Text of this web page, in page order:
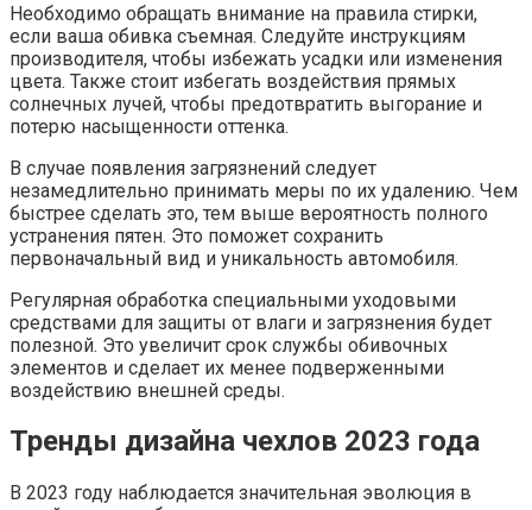
Необходимо обращать внимание на правила стирки,
если ваша обивка съемная. Следуйте инструкциям
производителя, чтобы избежать усадки или изменения
цвета. Также стоит избегать воздействия прямых
солнечных лучей, чтобы предотвратить выгорание и
потерю насыщенности оттенка.
В случае появления загрязнений следует
незамедлительно принимать меры по их удалению. Чем
быстрее сделать это, тем выше вероятность полного
устранения пятен. Это поможет сохранить
первоначальный вид и уникальность автомобиля.
Регулярная обработка специальными уходовыми
средствами для защиты от влаги и загрязнения будет
полезной. Это увеличит срок службы обивочных
элементов и сделает их менее подверженными
воздействию внешней среды.
Тренды дизайна чехлов 2023 года
В 2023 году наблюдается значительная эволюция в